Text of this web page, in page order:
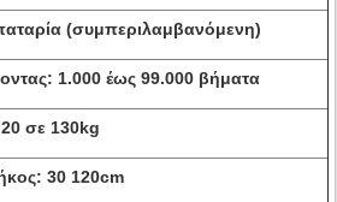
(συμπεριλαμβανόμενη)
1.000 έως 99.000 βήματα
σε 130kg
30 120cm